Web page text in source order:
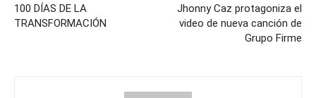
100 DÍAS DE LA
TRANSFORMACIÓN
Jhonny Caz protagoniza el
video de nueva canción de
Grupo Firme